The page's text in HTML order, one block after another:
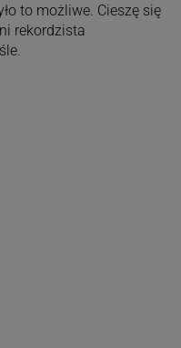
to możliwe. Cieszę się
rekordzista